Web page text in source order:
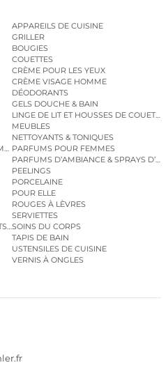
APPAREILS DE CUISINE
GRILLER
BOUGIES
COUETTES
CRÈME POUR LES YEUX
CRÈME VISAGE HOMME
DÉODORANTS
GELS DOUCHE & BAIN
LINGE DE LIT ET HOUSSES DE COUETTE
MEUBLES
NETTOYANTS & TONIQUES
PARFUMS POUR FEMMES
PARFUMS D’AMBIANCE & SPRAYS
PEELINGS
PORCELAINE
POUR ELLE
ROUGES À LÈVRES
SERVIETTES
DE TOILETTE
SOINS DU CORPS
TAPIS DE BAIN
USTENSILES DE CUISINE
VERNIS À ONGLES